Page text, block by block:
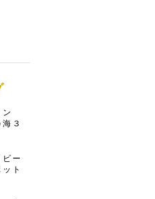
３
ー
ト